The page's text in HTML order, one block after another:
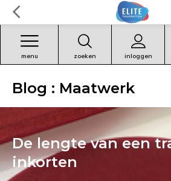
zoeken inloggen
menu
Blog : Maatwerk
De lengte van een
inkorten